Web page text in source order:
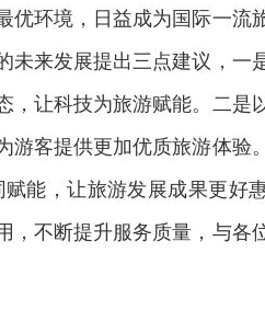
环境，日益成为国际一流
来发展提出三点建议，一
让科技为旅游赋能。二是
客提供更加优质旅游体验
能，让旅游发展成果更好
不断提升服务质量，与各